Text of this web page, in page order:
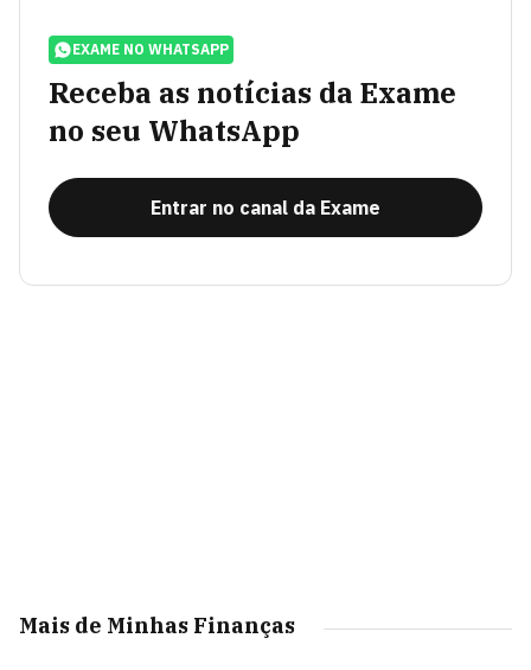
EXAME NO WHATSAPP
Receba as notícias da Exame
no seu WhatsApp
Entrar no canal da Exame
Mais de Minhas Finanças